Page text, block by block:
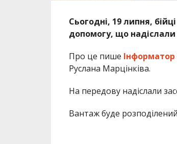
Сьогодні, 19 липня,
допомогу, що надіслали
Про це пише Інформатор
Руслана Марцінківа.
На передову надіслали
Вантаж буде